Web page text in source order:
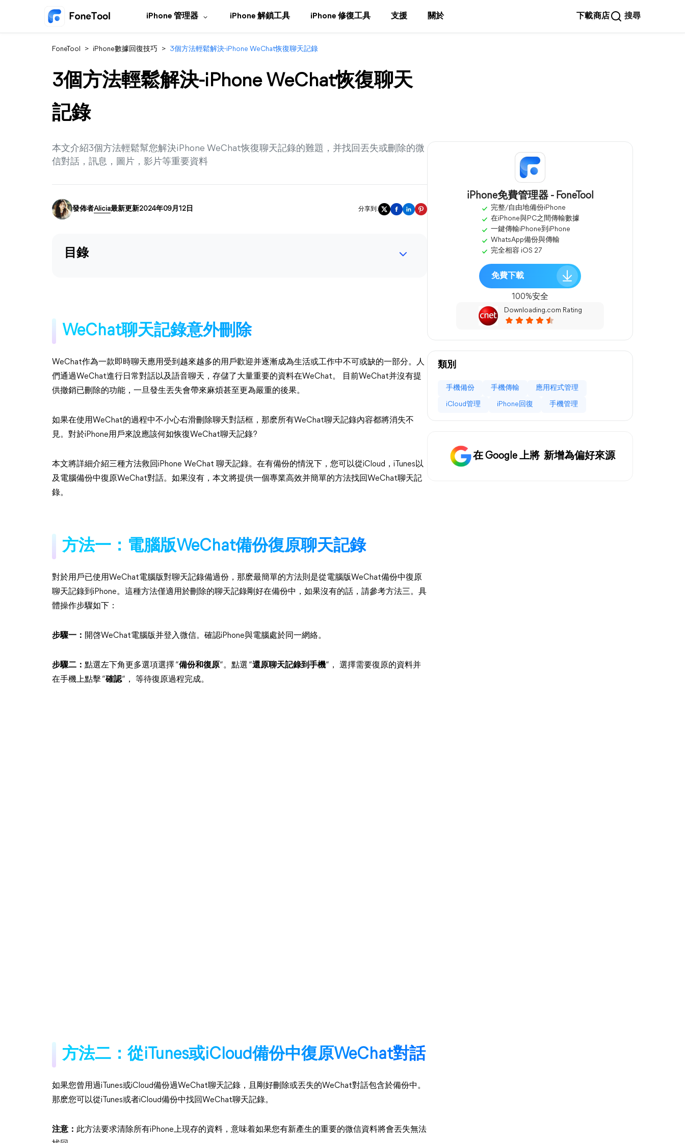
iPhone 管理器 iPhone 解鎖工具 iPhone 修復工具 支援 關於 下載商店 搜尋
FoneTool > iPhone數據回復技巧 > 3個方法輕鬆解決-iPhone WeChat恢復聊天記錄
3個方法輕鬆解決-iPhone WeChat恢復聊天
記錄
本文介紹3個方法輕鬆幫您解決iPhone WeChat恢復聊天記錄的難題，并找回丟失或刪除的微
信對話，訊息，圖片，影片等重要資料
發佈者Alicia最新更新2024年09月12日 分享到:
目錄
WeChat聊天記錄意外刪除
WeChat作為一款即時聊天應用受到越來越多的用戶歡迎并逐漸成為生活或工作中不可或缺的一部分。人
們通過WeChat進行日常對話以及語音聊天，存儲了大量重要的資料在WeChat。 目前WeChat并沒有提
供撤銷已刪除的功能，一旦發生丟失會帶來麻煩甚至更為嚴重的後果。
如果在使用WeChat的過程中不小心右滑刪除聊天對話框，那麽所有WeChat聊天記錄內容都將消失不
見。對於iPhone用戶來說應該何如恢復WeChat聊天記錄?
本文將詳細介紹三種方法救回iPhone WeChat 聊天記錄。在有備份的情況下，您可以從iCloud，iTunes以
及電腦備份中復原WeChat對話。如果沒有，本文將提供一個專業高效并簡單的方法找回WeChat聊天記
錄。
方法一：電腦版WeChat備份復原聊天記錄
對於用戶已使用WeChat電腦版對聊天記錄備過份，那麽最簡單的方法則是從電腦版WeChat備份中復原
聊天記錄到iPhone。這種方法僅適用於刪除的聊天記錄剛好在備份中，如果沒有的話，請參考方法三。具
體操作步驟如下：
步驟一： 開啓WeChat電腦版并登入微信。確認iPhone與電腦處於同一網絡。
步驟二： 點選左下角更多選項選擇 “備份和復原“。點選 “還原聊天記錄到手機“， 選擇需要復原的資料并
在手機上點擊 ”確認“， 等待復原過程完成。
方法二：從iTunes或iCloud備份中復原WeChat對話
如果您曾用過iTunes或iCloud備份過WeChat聊天記錄，且剛好刪除或丟失的WeChat對話包含於備份中。
那麽您可以從iTunes或者iCloud備份中找回WeChat聊天記錄。
注意： 此方法要求清除所有iPhone上現存的資料，意味着如果您有新產生的重要的微信資料將會丟失無法
iPhone免費管理器 - FoneTool
完整/自由地備份iPhone
在iPhone與PC之間傳輸數據
一鍵傳輸iPhone到iPhone
WhatsApp備份與傳輸
完全相容 iOS 27
免費下載
100%安全
Downloading.com Rating
類別
手機備份 手機傳輸 應用程式管理
iCloud管理 iPhone回復 手機管理
在 Google 上將 新增為偏好來源